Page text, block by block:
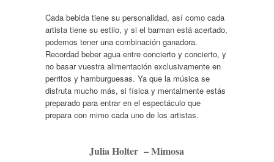
Cada bebida tiene su personalidad, así como cada
artista tiene su estilo, y si el barman está acertado,
podemos tener una combinación ganadora.
Recordad beber agua entre concierto y concierto, y
no basar vuestra alimentación exclusivamente en
perritos y hamburguesas. Ya que la música se
disfruta mucho más, si física y mentalmente estás
preparado para entrar en el espectáculo que
prepara con mimo cada uno de los artistas.
Julia Holter – Mimosa